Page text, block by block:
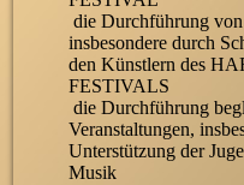
die Durchführung
insbesondere durch
den Künstlern des
FESTIVALS
die Durchführung
Veranstaltungen,
Unterstützung der
Musik